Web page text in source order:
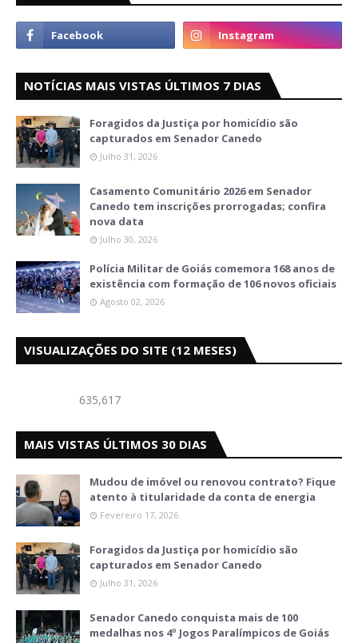
NOTÍCIAS MAIS VISTAS ÚLTIMOS 7 DIAS
Foragidos da Justiça por homicídio são
capturados em Senador Canedo
Julho 31, 2026
Casamento Comunitário 2026 em Senador
Canedo tem inscrições prorrogadas; confira
nova data
Julho 30, 2026
Polícia Militar de Goiás comemora 168 anos de
existência com formação de 106 novos oficiais
Agosto 02, 2026
VISUALIZAÇÕES DO SITE (12 MESES)
635,617
MAIS VISTAS ÚLTIMOS 30 DIAS
Mudou de imóvel ou renovou contrato? Fique
atento à titularidade da conta de energia
Fevereiro 17, 2026
Foragidos da Justiça por homicídio são
capturados em Senador Canedo
Julho 31, 2026
Senador Canedo conquista mais de 100
medalhas nos 4º Jogos Paralímpicos de Goiás